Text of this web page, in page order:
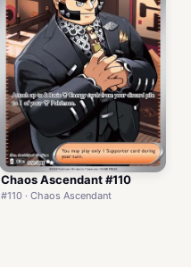
Chaos Ascendant #110
#110 · Chaos Ascendant